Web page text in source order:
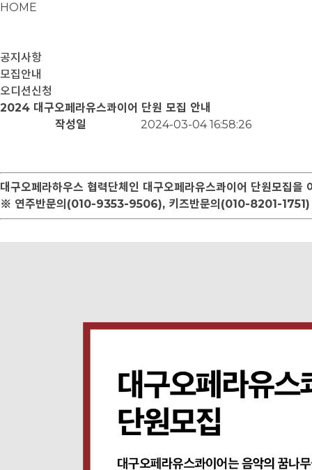
HOME
공지사항
모집안내
오디션신청
2024 대구오페라유스콰이어 단원 모집 안내
작성일
2024-03-04 16:58:26
대구오페라하우스 협력단체인 대구오페라유스콰이어 단원모집을
※ 연주반문의(010-9353-9506), 키즈반문의(010-8201-1751)